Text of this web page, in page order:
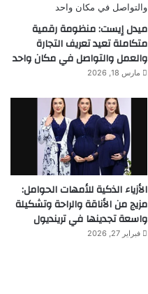
ميدل إيست: منظومة رقمية
متكاملة تعيد تعريف التجارة
والعمل والتواصل في مكان واحد
مارس 18, 2026
الأزياء الذكية للأمهات الحوامل:
مزيج من الأناقة والراحة وتشكيلة
واسعة تجدينها في ترينديول
فبراير 27, 2026